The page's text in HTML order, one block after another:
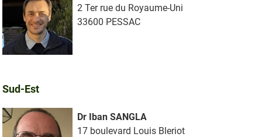
2 Ter rue du Royaume-Uni
33600 PESSAC
Sud-Est
Dr Iban SANGLA
17 boulevard Louis Bleriot